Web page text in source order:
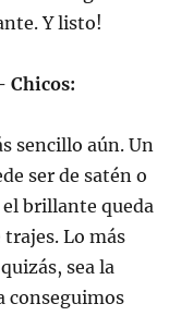
Y listo!
Chicos:
sencillo aún. Un
ser de satén o
brillante queda
Lo más
sea la
conseguimos